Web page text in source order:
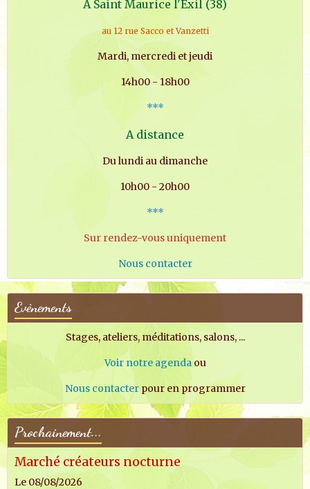
A Saint Maurice l'Exil (38)
au 12 rue Sacco et Vanzetti
Mardi, mercredi et jeudi
14h00 - 18h00
***
A distance
Du lundi au dimanche
10h00 - 20h00
***
Sur rendez-vous uniquement
Nous contacter
Evènements
Stages, ateliers, méditations, salons, ...
Voir notre agendaou
Nous contacterpour en programmer
Prochainement...
Marché créateurs nocturne
Le 08/08/2026